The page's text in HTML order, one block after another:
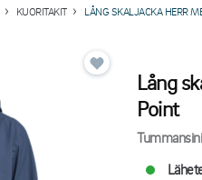
KUORITAKIT LÅNG SKALJACKA HERR
Lång
Point